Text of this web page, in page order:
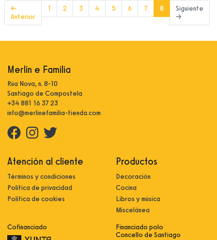
←
Anterior
1 2 3 4 5 6 7 8 (current)
Siguiente
→
Merlín e Familia
Rúa Nova, n. 8-10
Santiago de Compostela
+34 881 16 37 23
info@merlinefamilia-tienda.com
Atención al cliente
Términos y condiciones
Política de privacidad
Política de cookies
Productos
Decoración
Cocina
Libros y música
Miscelánea
Cofinanciado
Financiado polo
Concello de Santiago